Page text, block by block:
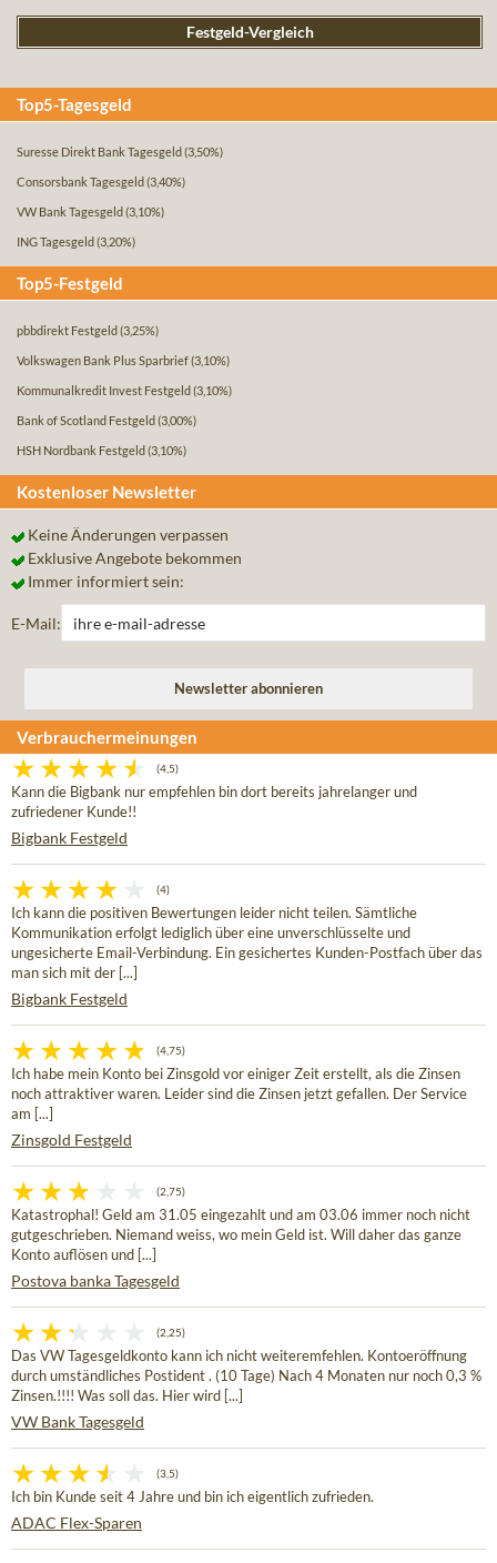
Festgeld-Vergleich
Top5-Tagesgeld
Suresse Direkt Bank Tagesgeld (3,50%)
Consorsbank Tagesgeld (3,40%)
VW Bank Tagesgeld (3,10%)
ING Tagesgeld (3,20%)
Top5-Festgeld
pbbdirekt Festgeld (3,25%)
Volkswagen Bank Plus Sparbrief(3,10%)
Kommunalkredit Invest Festgeld (3,10%)
Bank of Scotland Festgeld (3,00%)
HSH Nordbank Festgeld (3,10%)
Kostenloser Newsletter
Keine Änderungen verpassen
Exklusive Angebote bekommen
Immer informiert sein:
E-Mail:
Verbrauchermeinungen
(4,5)
Kann die Bigbank nur empfehlen bin dort bereits jahrelanger und
zufriedener Kunde!!
Bigbank Festgeld
(4)
Ich kann die positiven Bewertungen leider nicht teilen. Sämtliche
Kommunikation erfolgt lediglich über eine unverschlüsselte und
ungesicherte Email-Verbindung. Ein gesichertes Kunden-Postfach über das
man sich mit der [...]
Bigbank Festgeld
(4,75)
Ich habe mein Konto bei Zinsgold vor einiger Zeit erstellt, als die Zinsen
noch attraktiver waren. Leider sind die Zinsen jetzt gefallen. Der Service
am [...]
Zinsgold Festgeld
(2,75)
Katastrophal! Geld am 31.05 eingezahlt und am 03.06 immer noch nicht
gutgeschrieben. Niemand weiss, wo mein Geld ist. Will daher das ganze
Konto auflösen und [...]
Postova banka Tagesgeld
(2,25)
Das VW Tagesgeldkonto kann ich nicht weiteremfehlen. Kontoeröffnung
durch umständliches Postident . (10 Tage) Nach 4 Monaten nur noch 0,3 %
Zinsen.!!!! Was soll das. Hier wird [...]
VW Bank Tagesgeld
(3,5)
Ich bin Kunde seit 4 Jahre und bin ich eigentlich zufrieden.
ADAC Flex-Sparen